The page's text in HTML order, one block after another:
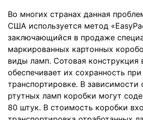
Во многих странах данная
США используется метод
заключающийся в продаже
маркированных картонных
виды ламп. Сотовая конструкция
обеспечивает их сохранность при
транспортировке. В зависимости
ртутных ламп коробки могут
80 штук. В стоимость коробки